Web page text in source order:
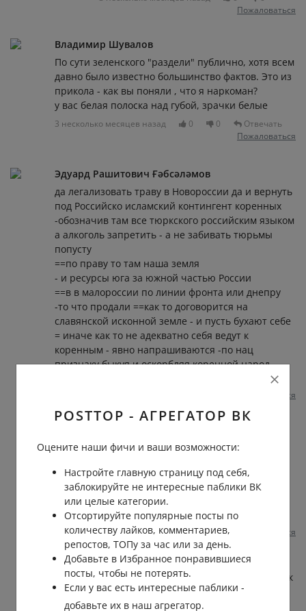
Пожаловаться
Владимир Шувалов
По сути зеленского "раздели" публично, хотя всем
давно было известно большинство фактов. Это из
прикола - как вы поняли , что я наркоман?
у вас белая полоска над губой, зрачки белые
3 несколько месяцев назад 0 0
Отвечать
Пожаловаться
Эдуард Рашитович Ғәбсәләмов
да легализовать траву в Новороссии да и вернуть
под Российско исламский контингент коренных
-обозначив там все тюркского российским языком
а алкоголь запретить - а не забивать тюрьмы
попусту
==по праву то там наша земля
- и ресурсы юга за южной частью России
==в в малороссии по линии фронта или днепру
-то что продали ==как то договорится на
славянской исконной земле - и пусть бухают себе
= иначе как то не адекватно себя ведут к
коренным - явно напрашиваются -по нац
признаку быкуя и оскорбляя коренной народ
Отвечать
Пожаловаться
Эдуард , ты чем упоролся что несешь
исламский контингент и тюркский
российский язык? Или ты просто
этцекянец?.. 😳
3 несколько месяцев назад 0
Пожаловаться
Эдуард Рашитович Ғәбсәләмов
Андрей, ну все конечно едино Аллах так
и переводится - но вас то не гонят в
Азию а куда деваться этнически
POSTTOP - АГРЕГАТОР ВК
Оцените наши фичи и ваши возможности:
Настройте главную страницу под себя,
заблокируйте не интересные паблики ВК
или целые категории.
Отсортируйте популярные посты по
количеству лайков, комментариев,
репостов, ТОПу за час или за день.
Добавьте в Избранное понравившиеся
посты, чтобы не потерять.
Если у вас есть интересные паблики -
добавьте их в наш агрегатор.